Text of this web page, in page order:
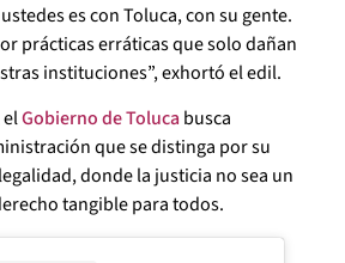
es con Toluca, con su gente.
prácticas erráticas que solo dañan
instituciones”, exhortó el edil.
Gobierno de Toluca busca
que se distinga por su
donde la justicia no sea un
tangible para todos.